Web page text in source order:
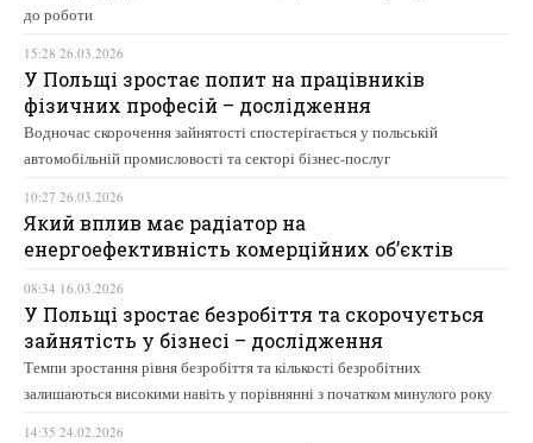
до роботи
15:28 26.03.2026
У Польщі зростає попит на працівників
фізичних професій – дослідження
Водночас скорочення зайнятості спостерігається у польській
автомобільній промисловості та секторі бізнес-послуг
10:27 26.03.2026
Який вплив має радіатор на
енергоефективність комерційних об’єктів
08:34 16.03.2026
У Польщі зростає безробіття та скорочується
зайнятість у бізнесі – дослідження
Темпи зростання рівня безробіття та кількості безробітних
залишаються високими навіть у порівнянні з початком минулого року
14:35 24.02.2026